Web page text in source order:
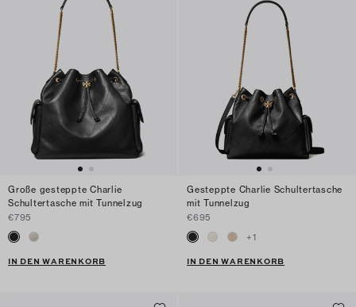
Große gesteppte Charlie
Schultertasche mit Tunnelzug
€795
IN DEN WARENKORB
Gesteppte Charlie Schultertasche
mit Tunnelzug
€695
+1
IN DEN WARENKORB